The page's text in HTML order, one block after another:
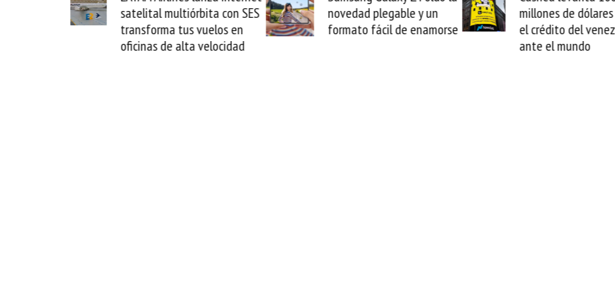
satelital multiórbita con SES
transforma tus vuelos en
oficinas de alta velocidad
novedad plegable y un
formato fácil de enamorse
millones de dólares y valida
el crédito del venezolano
ante el mundo